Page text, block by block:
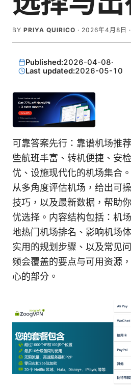
BY PRIYA QUIRICO · 2026年4月8日 ·
Published:2026-04-08·
Last updated:2026-05-10
可靠答案先行：靠谱机场推
些航班丰富、转机便捷、安
优、设施现代化的机场集合
从多角度评估机场，给出可
技巧，以及最新数据，帮助
优选择。内容结构包括：机
地热门机场排名、影响机场
实用的规划步骤、以及常见
频会覆盖的要点与可用资源
心的部分。